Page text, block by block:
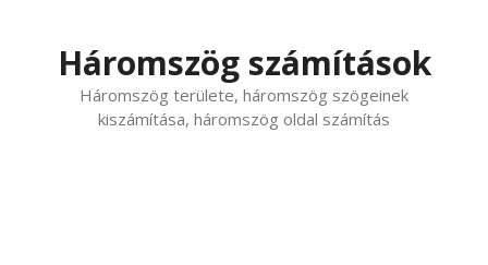
tartalombaHáromszög számítások
Háromszög területe, háromszög szögeinek
kiszámítása, háromszög oldal számítás